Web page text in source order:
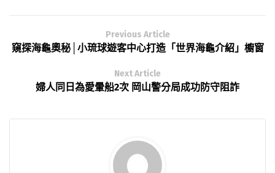
Previous Article
窺探海龜奧秘│小琉球遊客中心打造「世界海龜介紹」櫥窗
Next Article
婦人同日為愛暈船2次 岡山警分局成功防守阻詐